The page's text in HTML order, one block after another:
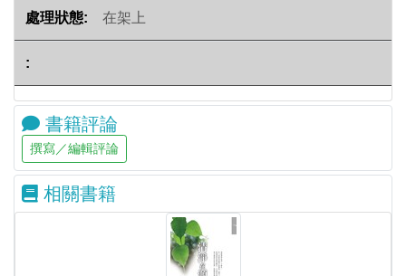
在架上
書籍評論
相關書籍